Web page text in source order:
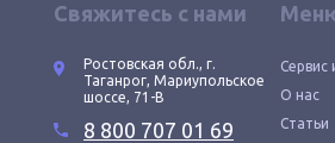
Свяжитесь с нами
Ростовская обл., г.
Таганрог, Мариупольское
шоссе, 71-В
8 800 707 01 69
Сервис
О нас
Статьи